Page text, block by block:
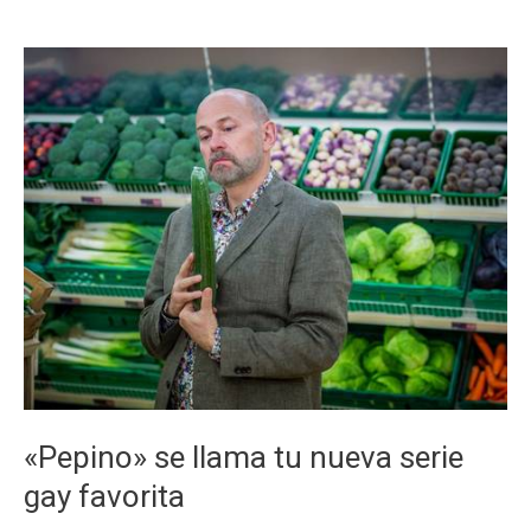
MARZO
«Pepino» se llama tu nueva serie
gay favorita